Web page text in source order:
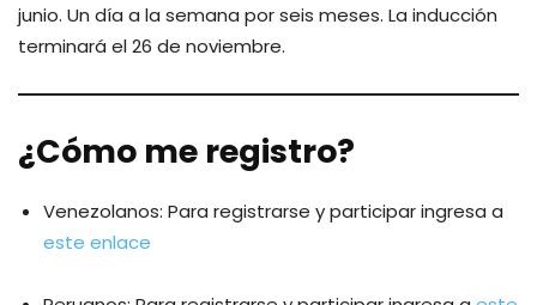
junio. Un día a la semana por seis meses. La inducción
terminará el 26 de noviembre.
¿Cómo me registro?
Venezolanos: Para registrarse y participar ingresa a
este enlace